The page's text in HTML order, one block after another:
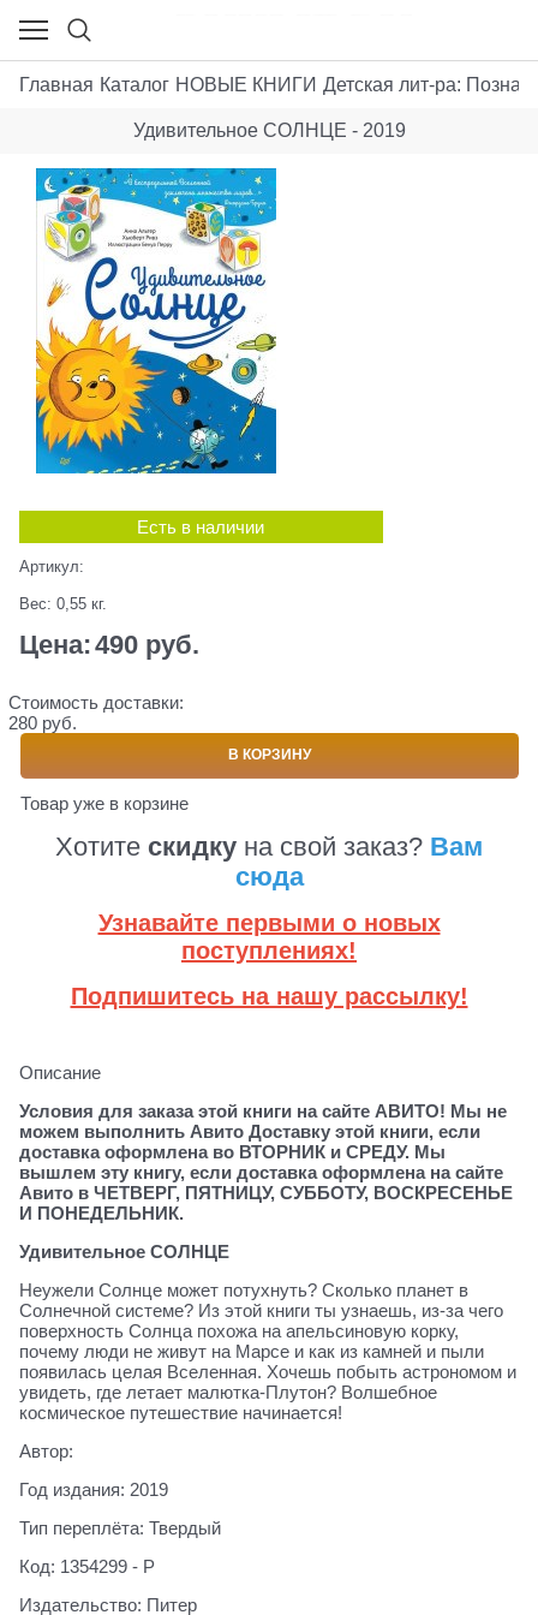
Главная Каталог НОВЫЕ КНИГИ Детская лит-ра:
Удивительное СОЛНЦЕ - 2019
Есть в наличии
Артикул:
Вес: 0,55 кг.
Цена:490 руб.
Стоимость доставки:
280 руб.
В КОРЗИНУ
Товар уже в корзине
Хотите скидку на свой заказ? Вам
сюда
Узнавайте первыми о новых
поступлениях!
Подпишитесь на нашу рассылку!
Описание
Условия для заказа этой книги на сайте АВИТО! Мы не
можем выполнить Авито Доставку этой книги, если
доставка оформлена во ВТОРНИК и СРЕДУ. Мы
вышлем эту книгу, если доставка оформлена на сайте
Авито в ЧЕТВЕРГ, ПЯТНИЦУ, СУББОТУ, ВОСКРЕСЕНЬЕ
И ПОНЕДЕЛЬНИК.
Удивительное СОЛНЦЕ
Неужели Солнце может потухнуть? Сколько планет в
Солнечной системе? Из этой книги ты узнаешь, из-за чего
поверхность Солнца похожа на апельсиновую корку,
почему люди не живут на Марсе и как из камней и пыли
появилась целая Вселенная. Хочешь побыть астрономом и
увидеть, где летает малютка-Плутон? Волшебное
космическое путешествие начинается!
Автор:
Год издания: 2019
Тип переплёта: Твердый
Код: 1354299 - Р
Издательство: Питер